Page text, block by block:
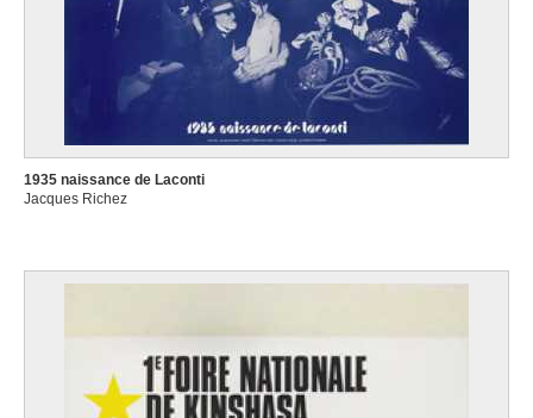
1935 naissance de Laconti
Jacques Richez